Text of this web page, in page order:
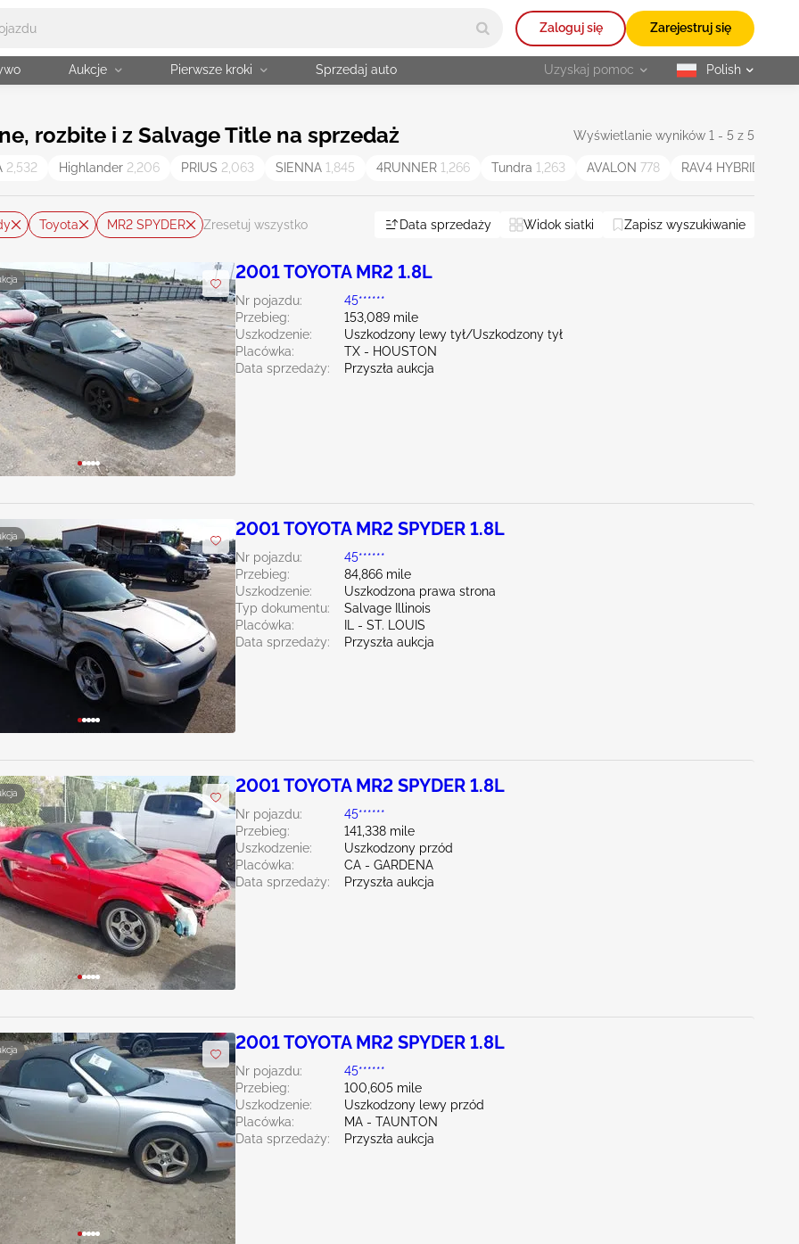
Zaloguj się Zarejestruj się
Aukcje Pierwsze kroki Sprzedaj auto Uzyskaj pomoc selected
Polish
rozbite i z Salvage Title na sprzedaż Wyświetlanie wyników 1 - 5 z 5
2,532 Highlander 2,206 PRIUS 2,063 SIENNA 1,845 4RUNNER 1,266 Tundra 1,263 AVALON 778 RAV4 HYBRID
Toyota MR2 SPYDER Zresetuj wszystko Data sprzedaży Widok siatki Zapisz wyszukiwanie
2001 TOYOTA MR2 1.8L
Nr pojazdu:
45******
Przebieg:
153,089 mile
Uszkodzenie:
Uszkodzony lewy tył/Uszkodzony tył
Placówka:
TX - HOUSTON
Data sprzedaży:
Przyszła aukcja
2001 TOYOTA MR2 SPYDER 1.8L
Nr pojazdu:
45******
Przebieg:
84,866 mile
Uszkodzenie:
Uszkodzona prawa strona
Typ dokumentu:
Salvage Illinois
Placówka:
IL - ST. LOUIS
Data sprzedaży:
Przyszła aukcja
2001 TOYOTA MR2 SPYDER 1.8L
Nr pojazdu:
45******
Przebieg:
141,338 mile
Uszkodzenie:
Uszkodzony przód
Placówka:
CA - GARDENA
Data sprzedaży:
Przyszła aukcja
2001 TOYOTA MR2 SPYDER 1.8L
Nr pojazdu:
45******
Przebieg:
100,605 mile
Uszkodzenie:
Uszkodzony lewy przód
Placówka:
MA - TAUNTON
Data sprzedaży:
Przyszła aukcja